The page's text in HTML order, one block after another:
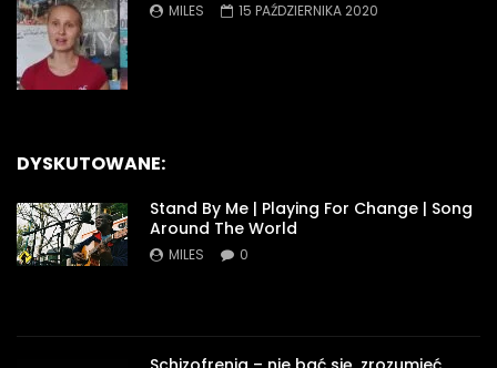
MILES 15 PAŹDZIERNIKA 2020
DYSKUTOWANE:
Stand By Me | Playing For Change | Song
Around The World
MILES 0